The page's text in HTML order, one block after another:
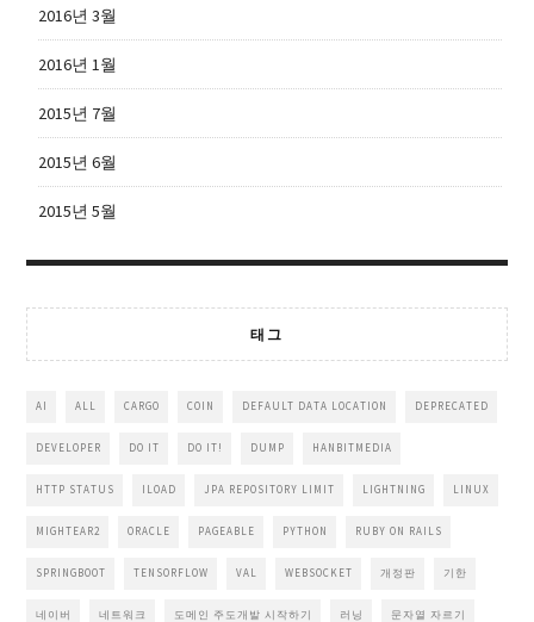
2016년 3월
2016년 1월
2015년 7월
2015년 6월
2015년 5월
태그
AI ALL CARGO COIN DEFAULT DATA LOCATION DEPRECATED
DEVELOPER DO IT DO IT! DUMP HANBITMEDIA
HTTP STATUS ILOAD JPA REPOSITORY LIMIT LIGHTNING LINUX
MIGHTEAR2 ORACLE PAGEABLE PYTHON RUBY ON RAILS
SPRINGBOOT TENSORFLOW VAL WEBSOCKET 개정판 기한
네이버 네트워크 도메인 주도개발 시작하기 러닝 문자열 자르기